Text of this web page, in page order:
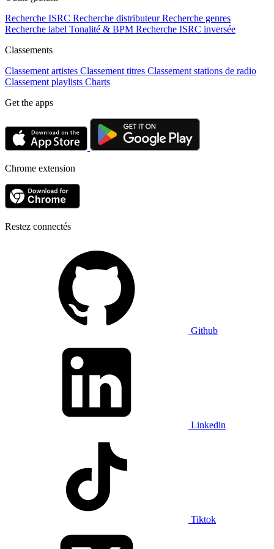
Recherche ISRC Recherche distributeur Recherche genres
Recherche label Tonalité & BPM Recherche ISRC inversée
Classements
Classement artistes Classement titres Classement stations de radio
Classement playlists Charts
Get the apps
Chrome extension
Restez connectés
Github
Linkedin
Tiktok